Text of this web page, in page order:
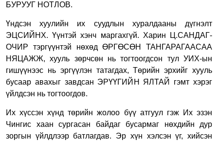
БУРУУГ НОТЛОВ.
Үндсэн хуулийн их суудлын хуралдааны дүгнэлт
ЭЦСИЙНХ. Үүнтэй хэнч маргахгүй. Харин Ц.САНДАГ-
ОЧИР тэргүүнтэй нөхөд ӨРГӨСӨН ТАНГАРАГААСАА
НЯЦАЖЖ, хууль зөрчсөн нь тогтоогдсон тул УИХ-ын
гишүүнээс нь эргүүлэн татагдах, Төрийн эрхийг хууль
бусаар авахыг завдсан ЭРҮҮГИЙН ЯЛТАЙ гэмт хэрэг
үйлдсэн нь тогтоогдов.
Их хүссэн хүнд төрийн жолоо бүү атгуул гэж Их эзэн
Чингис хаан сургасан байдаг бусармаг нөхдийн дур
зоргын үйлдлээр батлагдав. Эр хүн хэлсэн үг, хийсэн